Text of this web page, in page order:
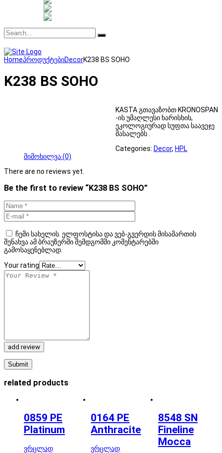
HomeპროდუქტებიDecorK238 BS SOHO
K238 BS SOHO
KASTA გთავაზობთ KRONOSPAN
-ის უმაღლესი ხარისხის,
ეკოლოგიურად სუფთა საავეჯე
მასალებს .
Categories: Decor, HPL
მიმოხილვა (0)
There are no reviews yet.
Be the first to review “K238 BS SOHO”
ჩემი სახელის. ელფოსტისა და ვებ-გვერდის მისამართის
შენახვა ამ ბრაუზერში შემდგომში კომენტარებში
გამოსაყენებლად.
Your rating
add review
related products
0859 PE
Platinum
ვრცლად
0164 PE
Anthracite
ვრცლად
8548 SN
Fineline
Mocca